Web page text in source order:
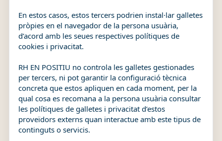
En estos casos, estos tercers podrien instal·lar galletes
pròpies en el navegador de la persona usuària,
d’acord amb les seues respectives polítiques de
cookies i privacitat.
RH EN POSITIU no controla les galletes gestionades
per tercers, ni pot garantir la configuració tècnica
concreta que estos apliquen en cada moment, per la
qual cosa es recomana a la persona usuària consultar
les polítiques de galletes i privacitat d’estos
proveïdors externs quan interactue amb este tipus de
continguts o servicis.